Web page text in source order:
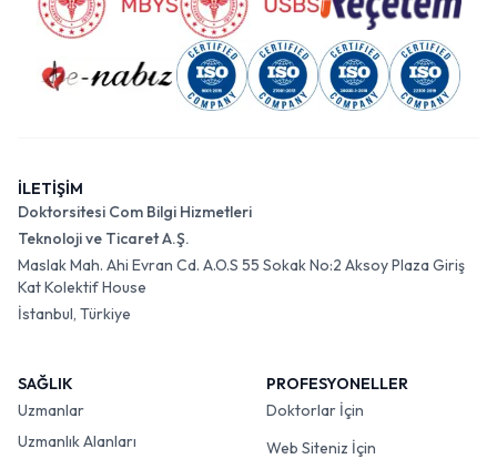
İLETİŞİM
Doktorsitesi Com Bilgi Hizmetleri
Teknoloji ve Ticaret A.Ş.
Maslak Mah. Ahi Evran Cd. A.O.S 55 Sokak No:2 Aksoy Plaza Giriş
Kat Kolektif House
İstanbul, Türkiye
SAĞLIK
Uzmanlar
Uzmanlık Alanları
PROFESYONELLER
Doktorlar İçin
Web Siteniz İçin